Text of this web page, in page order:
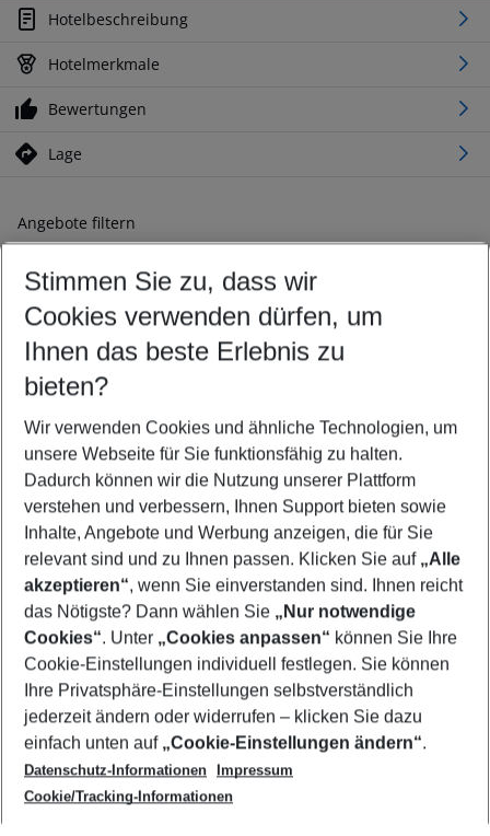
Hotelbeschreibung
Hotelmerkmale
Bewertungen
Lage
Angebote filtern
Ändern Sie Ihre Kriterien nach Ihren Wünschen
Abflughafen wählen
Beliebiger Abflughafen
Reisezeitraum wählen
11.08.26– 09.08.27 5-8 Nächte
2 Erwachsene Keine Kinder
Mehr Filter anzeigen
Footer
Footer navigation
Über uns
AGB
Cookie-Einstellungen ändern
Cookie-Richtlinie
Datenschutz
Service & Hilfe
Barrierefreies Reisen
Check-in
Folgen Sie uns
Stimmen Sie zu, dass wir
Cookies verwenden dürfen, um
Ihnen das beste Erlebnis zu
bieten?
Wir verwenden Cookies und ähnliche Technologien, um
unsere Webseite für Sie funktionsfähig zu halten.
Dadurch können wir die Nutzung unserer Plattform
verstehen und verbessern, Ihnen Support bieten sowie
Inhalte, Angebote und Werbung anzeigen, die für Sie
relevant sind und zu Ihnen passen. Klicken Sie auf „Alle
akzeptieren“, wenn Sie einverstanden sind. Ihnen reicht
das Nötigste? Dann wählen Sie „Nur notwendige
Cookies“. Unter „Cookies anpassen“ können Sie Ihre
Cookie-Einstellungen individuell festlegen. Sie können
Ihre Privatsphäre-Einstellungen selbstverständlich
jederzeit ändern oder widerrufen – klicken Sie dazu
einfach unten auf „Cookie-Einstellungen ändern“.
Datenschutz-Informationen
Impressum
Cookie/Tracking-Informationen